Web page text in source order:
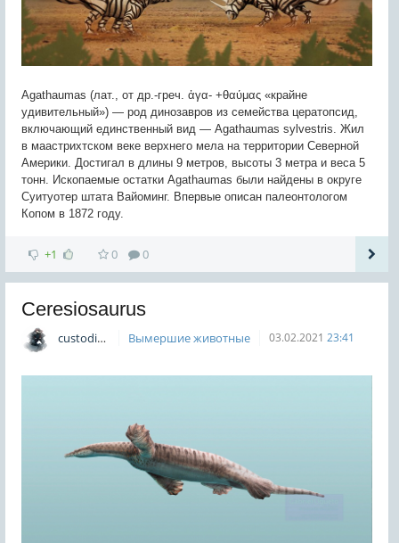
Agathaumas (лат., от др.-греч. ἀγα- +θαύμας «крайне
удивительный») — род динозавров из семейства цератопсид,
включающий единственный вид — Agathaumas sylvestris. Жил
в маастрихтском веке верхнего мела на территории Северной
Америки. Достигал в длины 9 метров, высоты 3 метра и веса 5
тонн. Ископаемые остатки Agathaumas были найдены в округе
Суитуотер штата Вайоминг. Впервые описан палеонтологом
Копом в 1872 году.
+1 0 0
Ceresiosaurus
custodian Вымершие животные 03.02.2021 23:41